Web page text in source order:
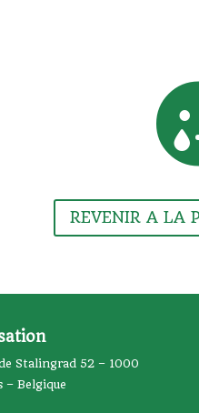
REVENIR A LA
Stalingrad 52 – 1000
– Belgique